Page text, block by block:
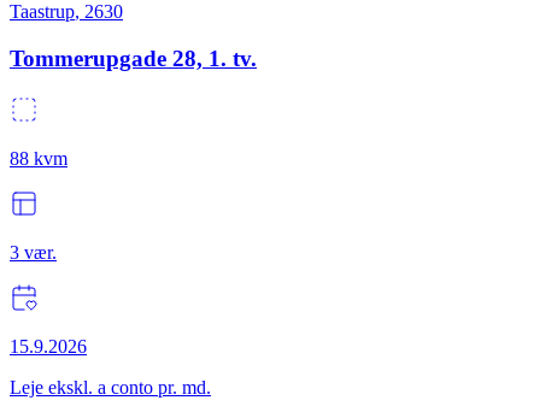
Taastrup, 2630
Tommerupgade 28, 1. tv.
88 kvm
3 vær.
15.9.2026
Leje ekskl. a conto pr. md.